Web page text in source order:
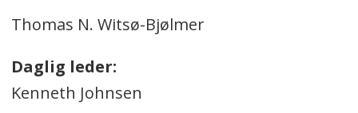
Thomas N. Witsø-Bjølmer
Daglig leder:
Kenneth Johnsen